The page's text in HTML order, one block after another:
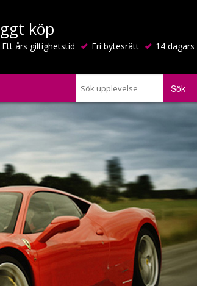
köp
Ett års giltighetstid Fri bytesrätt 14
Sök